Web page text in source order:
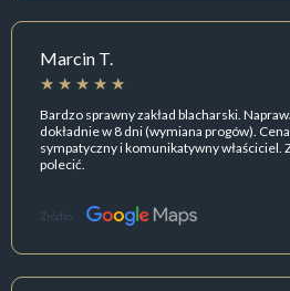
Marcin T.
Bardzo sprawny zakład blacharski.
dokładnie w 8 dni (wymiana progów).
sympatyczny i komunikatywny
polecić.
Źródło: